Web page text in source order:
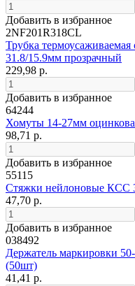
Добавить в избранное
2NF201R318CL
Трубка
31.8/15.9мм прозрачный
229,98 р.
Добавить в избранное
64244
Хомуты 14-27мм
98,71 р.
Добавить в избранное
55115
Стяжки нейлоновые КСС
47,70 р.
Добавить в избранное
038492
Держатель маркировки
(50шт)
41,41 р.